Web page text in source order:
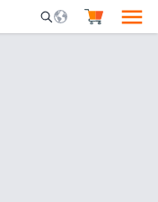
Mobile Search